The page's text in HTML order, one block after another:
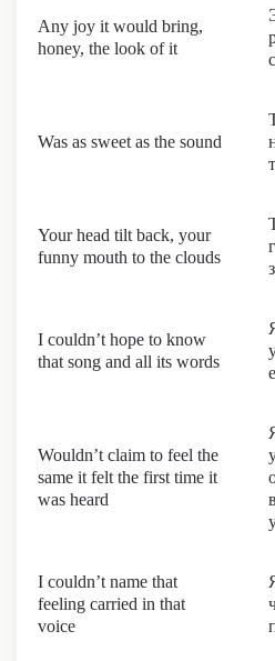
Any joy it would bring,
honey, the look of it
Was as sweet as the sound
Your head tilt back, your
funny mouth to the clouds
I couldn’t hope to know
that song and all its words
Wouldn’t claim to feel the
same it felt the first time it
was heard
I couldn’t name that
feeling carried in that
voice